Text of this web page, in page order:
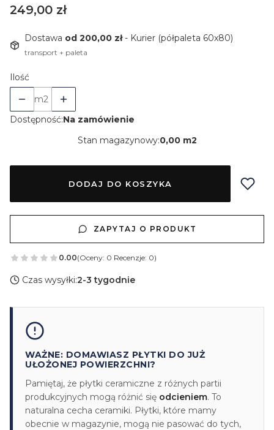
Cena
249,00 zł
Dostawa od 200,00 zł- Kurier (półpaleta 60x80)
transport + paleta
Ilość
m2
Dostępność:Na zamówienie
Stan magazynowy:0,00 m2
DODAJ DO KOSZYKA
ZAPYTAJ O PRODUKT
0.00(Oceny: 0 Recenzje: 0)
Czas wysyłki:2-3 tygodnie
WAŻNE: DOMAWIASZ PŁYTKI DO JUŻ
UŁOŻONEJ POWIERZCHNI?
Pamiętaj, że płytki ceramiczne z różnych partii
produkcyjnych mogą różnić się odcieniem. To
naturalna cecha ceramiki. Płytki, które mamy
obecnie w magazynie, mogą nie pasować do tych,